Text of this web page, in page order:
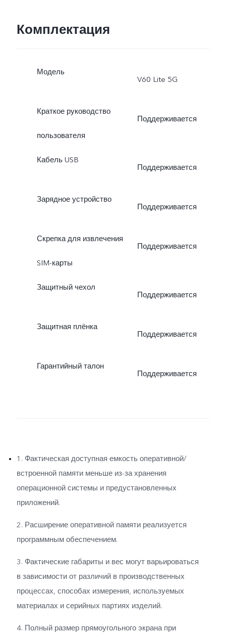
Комплектация
Модель
V60 Lite 5G
Краткое руководство
пользователя
Поддерживается
Кабель USB
Поддерживается
Зарядное устройство
Поддерживается
Скрепка для извлечения
SIM-карты
Поддерживается
Защитный чехол
Поддерживается
Защитная плёнка
Поддерживается
Гарантийный талон
Поддерживается
1. Фактическая доступная емкость оперативной/
встроенной памяти меньше из-за хранения
операционной системы и предустановленных
приложений.
2. Расширение оперативной памяти реализуется
программным обеспечением.
3. Фактические габариты и вес могут варьироваться
в зависимости от различий в производственных
процессах, способах измерения, используемых
материалах и серийных партиях изделий.
4. Полный размер прямоугольного экрана при